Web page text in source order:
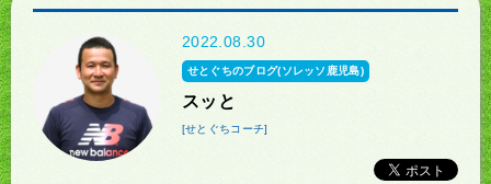
2022.08.30
せとぐちのブログ(ソレッソ鹿児島)
スッと
[せとぐちコーチ]